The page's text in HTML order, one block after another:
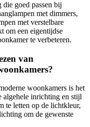
goed passen bij
met dimmers,
met verstelbare
om een eigentijdse
te verbeteren.
van
woonkamers is het
algehele inrichting en stijl
te letten op de lichtkleur,
om de gewenste